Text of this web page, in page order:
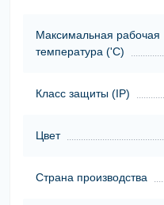
Максимальная рабочая
температура ('С)
Класс защиты (ІР)
Цвет
Страна производства